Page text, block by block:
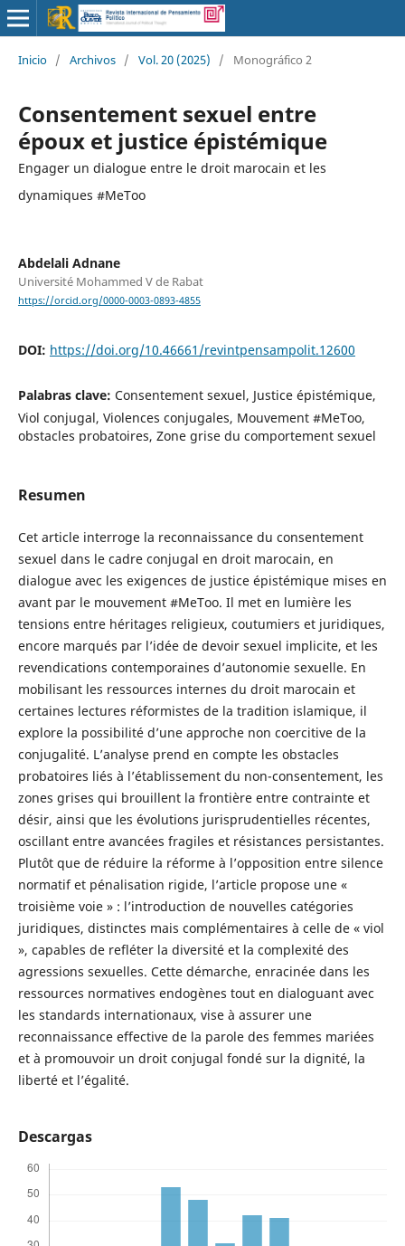
Inicio / Archivos / Vol. 20 (2025) / Monográfico 2
Consentement sexuel entre
époux et justice épistémique
Engager un dialogue entre le droit marocain et les
dynamiques #MeToo
Abdelali Adnane
Université Mohammed V de Rabat
https://orcid.org/0000-0003-0893-4855
DOI: https://doi.org/10.46661/revintpensampolit.12600
Palabras clave: Consentement sexuel, Justice épistémique,
Viol conjugal, Violences conjugales, Mouvement #MeToo,
obstacles probatoires, Zone grise du comportement sexuel
Resumen
Cet article interroge la reconnaissance du consentement
sexuel dans le cadre conjugal en droit marocain, en
dialogue avec les exigences de justice épistémique mises en
avant par le mouvement #MeToo. Il met en lumière les
tensions entre héritages religieux, coutumiers et juridiques,
encore marqués par l’idée de devoir sexuel implicite, et les
revendications contemporaines d’autonomie sexuelle. En
mobilisant les ressources internes du droit marocain et
certaines lectures réformistes de la tradition islamique, il
explore la possibilité d’une approche non coercitive de la
conjugalité. L’analyse prend en compte les obstacles
probatoires liés à l’établissement du non-consentement, les
zones grises qui brouillent la frontière entre contrainte et
désir, ainsi que les évolutions jurisprudentielles récentes,
oscillant entre avancées fragiles et résistances persistantes.
Plutôt que de réduire la réforme à l’opposition entre silence
normatif et pénalisation rigide, l’article propose une «
troisième voie » : l’introduction de nouvelles catégories
juridiques, distinctes mais complémentaires à celle de « viol
», capables de refléter la diversité et la complexité des
agressions sexuelles. Cette démarche, enracinée dans les
ressources normatives endogènes tout en dialoguant avec
les standards internationaux, vise à assurer une
reconnaissance effective de la parole des femmes mariées
et à promouvoir un droit conjugal fondé sur la dignité, la
liberté et l’égalité.
Descargas